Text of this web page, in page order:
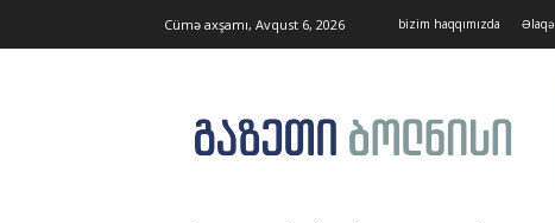
Cümə axşamı, Avqust 6, 2026 bizim haqqımızda Əlaqə